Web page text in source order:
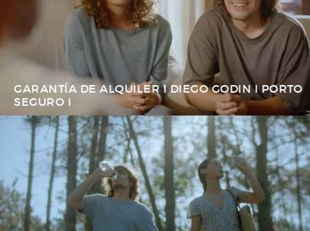
GARANTÍA DE ALQUILER I DIEGO GODIN I PORTO
SEGURO I